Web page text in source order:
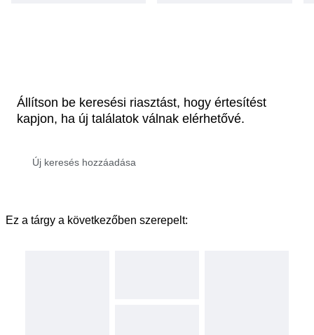
Állítson be keresési riasztást, hogy értesítést
kapjon, ha új találatok válnak elérhetővé.
Ez a tárgy a következőben szerepelt: